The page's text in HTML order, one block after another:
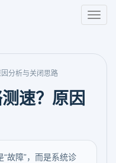
分析与关闭思路
速？原因
故障”，而是系统诊